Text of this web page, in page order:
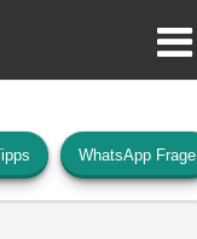
WhatsApp Frage